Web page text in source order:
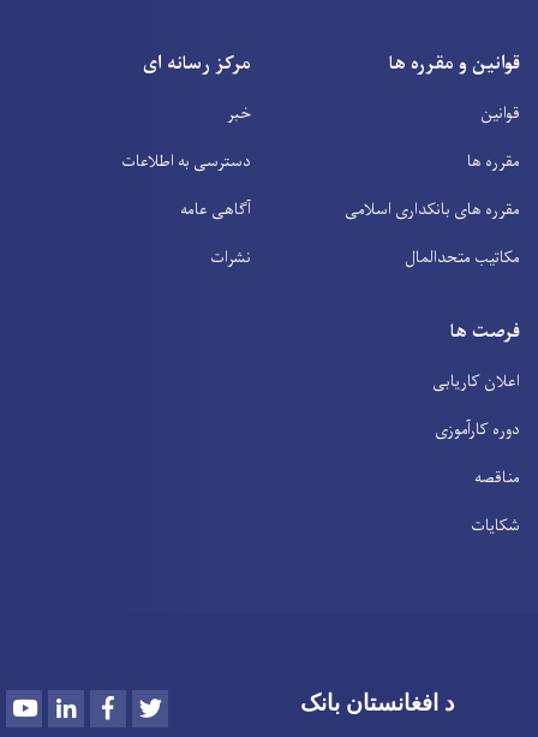
قوانین و مقرره ها
قوانین
مقرره ها
مقرره های بانکداری اسلامی
مکاتیب متحدالمال
مرکز رسانه ای
خبر
دسترسی به اطلاعات
آگاهی عامه
نشرات
فرصت ها
اعلان کاریابی
دوره کارآموزی
مناقصه
شکایات
د افغانستان بانک YoutubeLinkedInFacebook